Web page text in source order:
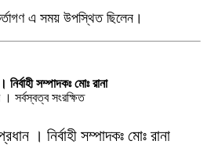
এ সময় উপস্থিত ছিলেন।
সম্পাদকঃ মোঃ রানা
সর্বস্বত্ব সংরক্ষিত
। নির্বাহী সম্পাদকঃ মোঃ রানা